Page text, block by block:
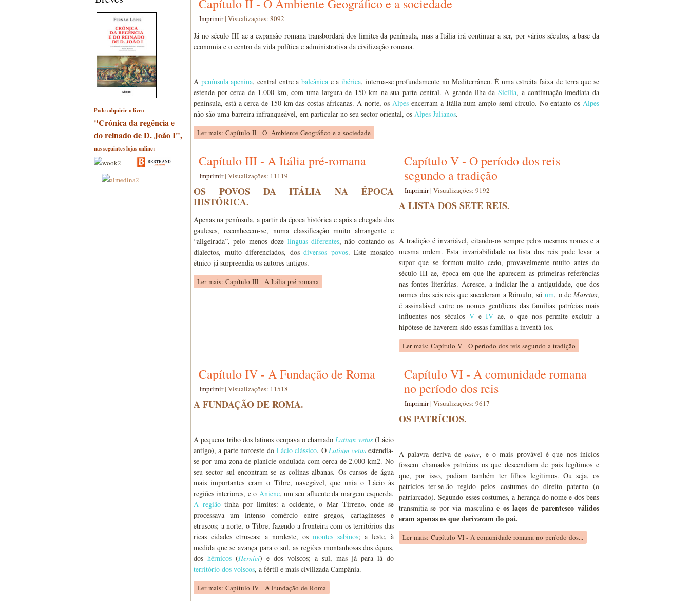
Pode adquirir o livro
"Crónica da regência e
do reinado de D. João I",
nas seguintes lojas online:
Capítulo II - O Ambiente Geográfico e a sociedade
Imprimir| Visualizações: 8092
Já no século III ae a expansão romana transbordará dos limites da península, mas a Itália irá continuar a ser, por vários séculos, a base da
economia e o centro da vida política e administrativa da civilização romana.
A península apenina, central entre abalcânica e aibérica, interna-se profundamente no Mediterrâneo. É uma estreita faixa de terra que se
estende por cerca de 1.000 km, com uma largura de 150 km na sua parte central. A grande ilha daSicília, a continuação imediata da
península, está a cerca de 150 km das costas africanas. A norte, osAlpes encerram a Itália num amplo semi-círculo. No entanto osAlpes
não são uma barreira infranqueável, em particular no seu sector oriental, os Alpes Julianos.
Ler mais: Capítulo II - O Ambiente Geográfico e a sociedade
Capítulo III - A Itália pré-romana
Imprimir| Visualizações: 11119
OS POVOS DA ITÁLIA NA ÉPOCA
HISTÓRICA.
Apenas na península, a partir da época histórica e após a chegada dos
gauleses, reconhecem-se, numa classificação muito abrangente e
“aligeirada”, pelo menos doze línguas diferentes, não contando os
dialectos, muito diferenciados, dosdiversos povos. Este mosaico
étnico já surpreendia os autores antigos.
Ler mais: Capítulo III - A Itália pré-romana
Capítulo V - O período dos reis
segundo a tradição
Imprimir| Visualizações: 9192
A LISTA DOS SETE REIS.
A tradição é invariável, citando-os sempre pelos mesmos nomes e a
mesma ordem. Esta invariabilidade na lista dos reis pode levar a
supor que se formou muito cedo, provavelmente muito antes do
século III ae, época em que lhe aparecem as primeiras referências
nas fontes literárias. Acresce, a indiciar-lhe a antiguidade, que dos
nomes dos seis reis que sucederam a Rómulo, só um, o de Marcius,
é assinalável entre os nomes gentílicos das famílias patrícias mais
influentes nos séculos V e IV ae, o que nos permite excluir a
hipótese de haverem sido essas famílias a inventá-los.
Ler mais: Capítulo V - O período dos reis segundo a tradição
Capítulo IV - A Fundação de Roma
Imprimir| Visualizações: 11518
A FUNDAÇÃO DE ROMA.
A pequena tribo dos latinos ocupava o chamadoLatium vetus(Lácio
antigo), a parte noroeste do Lácio clássico. OLatium vetusestendia-
se por uma zona de planície ondulada com cerca de 2.000 km2. No
seu sector sul encontram-se as colinas albanas. Os cursos de água
mais importantes eram o Tibre, navegável, que unia o Lácio às
regiões interiores, e o Aniene, um seu afluente da margem esquerda.
A regiãotinha por limites: a ocidente, o Mar Tirreno, onde se
processava um intenso comércio entre gregos, cartagineses e
etruscos; a norte, o Tibre, fazendo a fronteira com os territórios das
ricas cidades etruscas; a nordeste, os montes sabinos; a leste, à
medida que se avança para o sul, as regiões montanhosas dos équos,
dos hérnicos (Hernici) e dos volscos; a sul, mas já para lá do
território dos volscos, a fértil e mais civilizada Campânia.
Ler mais: Capítulo IV - A Fundação de Roma
Capítulo VI - A comunidade romana
no período dos reis
Imprimir| Visualizações: 9617
OS PATRÍCIOS.
A palavra deriva depater, e o mais provável é que nos inícios
fossem chamados patrícios os que descendiam de pais legítimos e
que, por isso, podiam também ter filhos legítimos. Ou seja, os
patrícios ter-se-ão regido pelos costumes do direito paterno (o
patriarcado). Segundo esses costumes, a herança do nome e dos bens
transmitia-se por via masculinae os laços de parentesco válidos
eram apenas os que derivavam do pai.
Ler mais: Capítulo VI - A comunidade romana no período dos...